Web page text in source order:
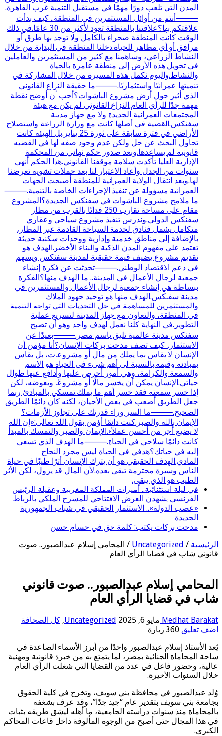
المدن التي تلعب دورًا مهمًا في مستقبل التنمية غرب القاهرة.
⸻أنتم من أوائل المستثمرين في المنطقة.. كيف بدأت
علاقتكم بها؟علاقتنا بالمنطقة تعود لأكثر من 30 عامًا.في ذلك
الوقت كانت المنطقة صحراء بالكامل ولا توجد بها طرق أو
مرافق أو أي مظاهر للحياة.دخلنا المنطقة في البداية من خلال
النشاط الزراعي، وساهمنا مع كثير من المستثمرين والعاملين
في تحويل هذه الأرض إلى منطقة عامرة بالحياة
والنشاط.واليوم نكمل هذه المسيرة من خلال المشاركة في
تنميتها عمرانيًا واستثماريًا.⸻ما حقيقة النزاع القانوني
الذي أثير حول أرض مشروع الباشوات؟أحب أن أوضح نقطة
مهمة جدًا للرأي العام.النزاع القانوني لم يكن مع هيئة
المجتمعات العمرانية الجديدة ولا مع جهاز مدينة
سفنكس.القضية في أصلها كانت مع وزارة الزراعة واستصلاح
الأراضي في فترة سابقة على ثورة 25 يناير.بل الهيئه كانت
تحاول البحث عن حل ولكن عدم وجود صفه لها في القضيه
قانونيه لم يساعدها.وبعد صدور حكم نهائي من المحكمة
الإدارية العليا تأكدت سلامة موقفنا القانوني.هذا الحكم أنهى
سنوات من الجدل وأعاد الاعتبار لنا بعد حملات تشويه تعرضنا
لها.وبعد انتقال الولاية العمرانية للمنطقة أصبحت الجهات
العمرانية مسؤولة عن تنفيذ الإجراءات الخاصة بالتنمية.⸻
ما ملامح مشروع الباشوات في سفنكس الجديدة؟المشروع
مقام على مساحة تقارب 250 فدانًا بالقرب من مطار
سفنكس الدولي.وندرس تنفيذ مشروع سياحي وعقاري
متكامل يشمل فنادق لخدمة السياحة القادمة عبر المطار،
بالإضافة إلى مناطق خدمية وإدارية ووحدات سكنية حديثة
تعتمد على مفهوم المدن الذكية والبناء الأخضر.الهدف هو
تقديم مشروع يضيف قيمة حقيقية لمدينة سفنكس ويسهم
في دعم الاقتصاد الوطني.⸻تحدثت عن فكرة إنشاء
جمعية لرجال الأعمال في المدينة.. ما الهدف منها؟الفكرة
ببساطة هي إنشاء جمعية لرجال الأعمال والمستثمرين في
مدينة سفنكس.الهدف منها هو توحيد جهود الملاك
والمستثمرين للمساهمة في حل التحديات التي تواجه التنمية
في المنطقة، والتعاون مع جهاز المدينة لتسريع عملية
التطوير.في النهاية كلنا نعمل لهدف واحد وهو أن تصبح
سفنكس مدينة عالمية تليق باسم مصر.⸻بعيدًا عن
الاستثمار.. كيف تصف مدحت بركات الإنسان؟أنا مؤمن أن
الإنسان لا يقاس بما يملك من مال أو مشروعات، بل يقاس
بمبادئه وقيمه.بالنسبة لي أهم شيء في الحياة هو الاسم
والسمعة والكرامة، وهي أمور أحرص عليها وأدافع عنها طوال
حياتي.الإنسان يمكن أن يخسر مالًا أو مشروعًا ويعوضه، لكن
إذا خسر سمعته فقد خسر أهم ما يملك.تمسكي بالمبادئ ربما
جعل الطريق أصعب في بعض الأحيان، لكنه كان دائمًا الطريق
الصحيح.⸻ما السر وراء قدرتك على تجاوز الأزمات؟
الإيمان بالله والصبر.كنت دائمًا أؤمن بقول الله تعالى:«إن الله
لا يضيع أجر من أحسن عملاً».الإيمان والصبر والتمسك بالمبدأ
كانت دائمًا سلاحي في الحياة.⸻ما الهدف الذي تسعى
إليه في حياتك؟هدفي في الحياة ليس مجرد النجاح
المادي.الهدف الحقيقي هو أن يترك الإنسان أثرًا طيبًا في حياة
الناس وسيرة محترمة تبقى بعده.لأن المال قد يزول، لكن الأثر
الطيب هو الذي يبقى.
في ليلة استثنائية.. أميرات المملكة المغربية وعقيلة الرئيس
الفرنسي يشهدن العرض الافتتاحي للمسرح الملكي بالرباط
«عصب الدولة».. الاستثمار الحقيقي في شباب الجمهورية
الجديدة
مدحت بركات يكتب: كلمة حق في حسام حسن
الرئيسية /
Uncategorized
/ المحامي إسلام عبدالصبور.. صوت
قانوني شاب في قضايا الرأي العام
المحامي إسلام عبدالصبور.. صوت قانوني
شاب في قضايا الرأي العام
Medhat Barakat مايو 6, 2025 Uncategorized
, كل الصحافة
اضف تعليق 360 زيارة
يُعد الأستاذ إسلام عبدالصبور واحدًا من أبرز الأسماء الصاعدة في
ساحة المحاماة الجنائية بمصر، لما يتمتع به من خبرة قانونية ومهنية
عالية، وحضور فاعل في عدد من القضايا التي شغلت الرأي العام
خلال السنوات الأخيرة.
وُلد عبدالصبور في محافظة بني سويف، وتخرج في كلية الحقوق
بجامعة بني سويف بتقدير عام “جيد جدًا”، وقد عرف بشغفه
بالمحاماة منذ سنوات دراسته الجامعية، ما أهله ليشق طريقه بثبات
في هذا المجال حتى أصبح من الوجوه المألوفة داخل قاعات المحاكم
الكبرى.